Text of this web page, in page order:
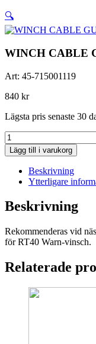
🔍
WINCH CABLE
Art: 45-715001119
840 kr
Lägsta pris senaste 30
WINCH
CABLE
GUIDE
mängd
Lägg till i varukorg
Beskrivning
Ytterligare
Beskrivning
Rekommenderas vid
för RT40 Warn-vinsch.
Relaterade